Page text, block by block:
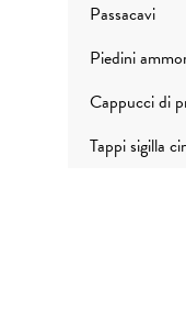
Passacavi
Piedini
Cappucci di
Tappi sigilla